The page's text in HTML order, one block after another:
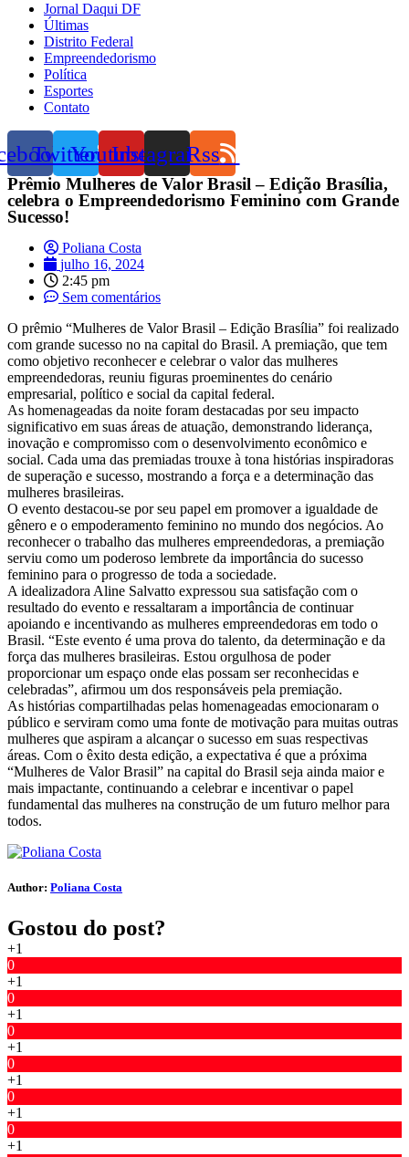
Jornal Daqui DF
Últimas
Distrito Federal
Empreendedorismo
Política
Esportes
Contato
TwitterYoutubeInstagramRss
Prêmio Mulheres de Valor Brasil – Edição Brasília,
celebra o Empreendedorismo Feminino com Grande
Sucesso!
Poliana Costa
julho 16, 2024
2:45 pm
Sem comentários
O prêmio “Mulheres de Valor Brasil – Edição Brasília” foi realizado
com grande sucesso no na capital do Brasil. A premiação, que tem
como objetivo reconhecer e celebrar o valor das mulheres
empreendedoras, reuniu figuras proeminentes do cenário
empresarial, político e social da capital federal.
As homenageadas da noite foram destacadas por seu impacto
significativo em suas áreas de atuação, demonstrando liderança,
inovação e compromisso com o desenvolvimento econômico e
social. Cada uma das premiadas trouxe à tona histórias inspiradoras
de superação e sucesso, mostrando a força e a determinação das
mulheres brasileiras.
O evento destacou-se por seu papel em promover a igualdade de
gênero e o empoderamento feminino no mundo dos negócios. Ao
reconhecer o trabalho das mulheres empreendedoras, a premiação
serviu como um poderoso lembrete da importância do sucesso
feminino para o progresso de toda a sociedade.
A idealizadora Aline Salvatto expressou sua satisfação com o
resultado do evento e ressaltaram a importância de continuar
apoiando e incentivando as mulheres empreendedoras em todo o
Brasil. “Este evento é uma prova do talento, da determinação e da
força das mulheres brasileiras. Estou orgulhosa de poder
proporcionar um espaço onde elas possam ser reconhecidas e
celebradas”, afirmou um dos responsáveis pela premiação.
As histórias compartilhadas pelas homenageadas emocionaram o
público e serviram como uma fonte de motivação para muitas outras
mulheres que aspiram a alcançar o sucesso em suas respectivas
áreas. Com o êxito desta edição, a expectativa é que a próxima
“Mulheres de Valor Brasil” na capital do Brasil seja ainda maior e
mais impactante, continuando a celebrar e incentivar o papel
fundamental das mulheres na construção de um futuro melhor para
todos.
Author: Poliana Costa
Gostou do post?
+1
0
+1
0
+1
0
+1
0
+1
0
+1
0
+1